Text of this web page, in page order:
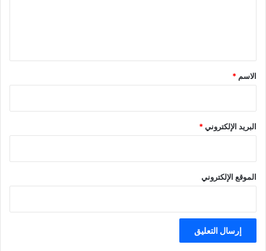
*
الاسم *
البريد الإلكتروني*
الموقع الإلكتروني